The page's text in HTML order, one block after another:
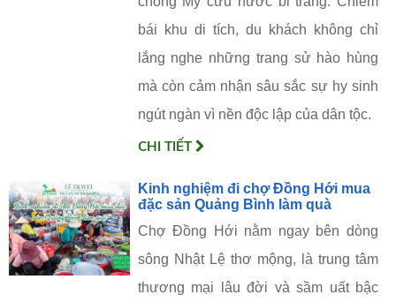
bái khu di tích, du khách không chỉ
lắng nghe những trang sử hào hùng
mà còn cảm nhận sâu sắc sự hy sinh
ngút ngàn vì nền độc lập của dân tộc.
CHI TIẾT
Kinh nghiệm đi chợ Đồng Hới mua
đặc sản Quảng Bình làm quà
Chợ Đồng Hới nằm ngay bên dòng
sông Nhật Lệ thơ mộng, là trung tâm
thương mại lâu đời và sầm uất bậc